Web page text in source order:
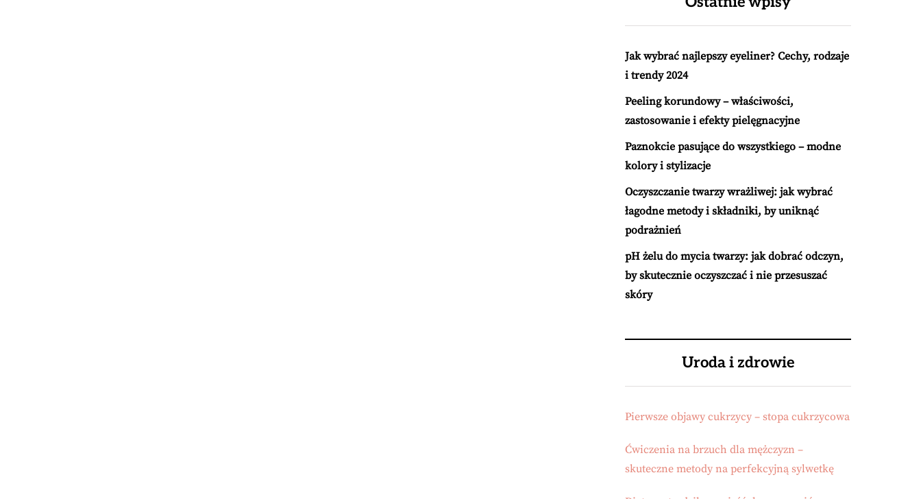
Jak wybrać najlepszy eyeliner? Cechy, rodzaje
i trendy 2024
Peeling korundowy – właściwości,
zastosowanie i efekty pielęgnacyjne
Paznokcie pasujące do wszystkiego – modne
kolory i stylizacje
Oczyszczanie twarzy wrażliwej: jak wybrać
łagodne metody i składniki, by uniknąć
podrażnień
pH żelu do mycia twarzy: jak dobrać odczyn,
by skutecznie oczyszczać i nie przesuszać
skóry
Uroda i zdrowie
Pierwsze objawy cukrzycy – stopa cukrzycowa
Ćwiczenia na brzuch dla mężczyzn –
skuteczne metody na perfekcyjną sylwetkę